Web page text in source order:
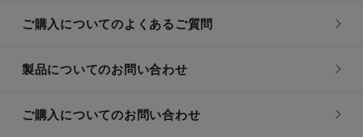
ご購入についてのよくあるご質問
製品についてのお問い合わせ
ご購入についてのお問い合わせ